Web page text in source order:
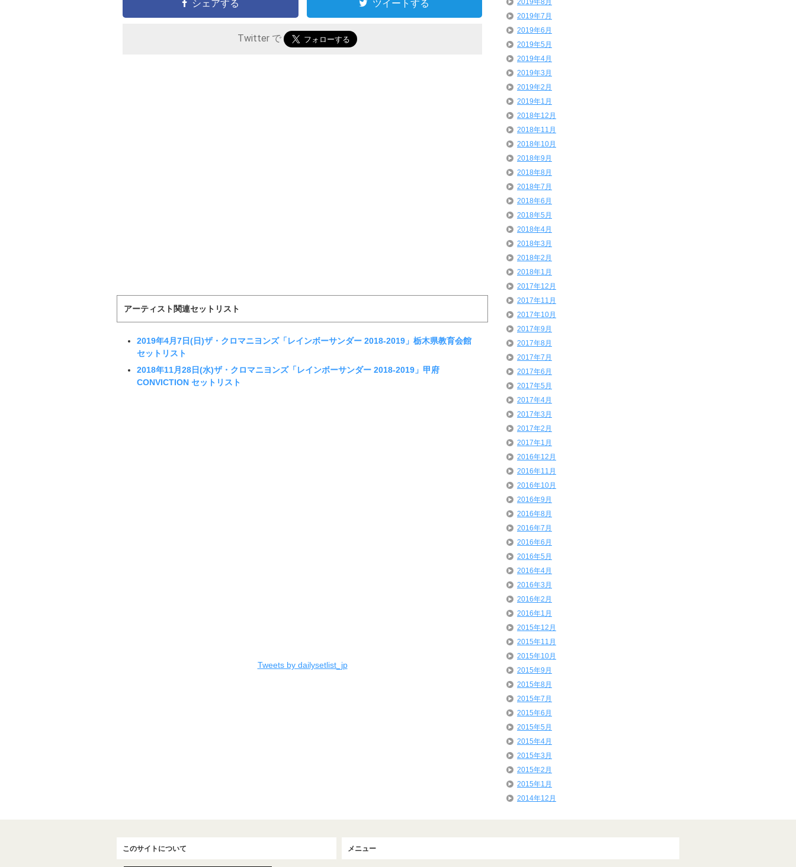
シェアする ツイートする
Twitter で
アーティスト関連セットリスト
2019年4月7日(日)ザ・クロマニヨンズ「レインボーサンダー 2018-2019」栃木県教育会館
セットリスト
2018年11月28日(水)ザ・クロマニヨンズ「レインボーサンダー 2018-2019」甲府
CONVICTION セットリスト
Tweets by dailysetlist_jp
2019年8月
2019年7月
2019年6月
2019年5月
2019年4月
2019年3月
2019年2月
2019年1月
2018年12月
2018年11月
2018年10月
2018年9月
2018年8月
2018年7月
2018年6月
2018年5月
2018年4月
2018年3月
2018年2月
2018年1月
2017年12月
2017年11月
2017年10月
2017年9月
2017年8月
2017年7月
2017年6月
2017年5月
2017年4月
2017年3月
2017年2月
2017年1月
2016年12月
2016年11月
2016年10月
2016年9月
2016年8月
2016年7月
2016年6月
2016年5月
2016年4月
2016年3月
2016年2月
2016年1月
2015年12月
2015年11月
2015年10月
2015年9月
2015年8月
2015年7月
2015年6月
2015年5月
2015年4月
2015年3月
2015年2月
2015年1月
2014年12月
このサイトについて メニュー